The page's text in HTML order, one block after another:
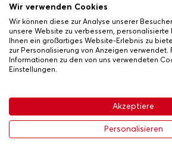
Allgemeine Verkaufsbedingungen•
Datenschutz- und Cookie-Richtlinie•
Wir verwenden Cookies
Wir können diese zur Analyse unserer
unsere Website zu verbessern, personalisierte
Ihnen ein großartiges Website-Erlebnis zu
zur Personalisierung von Anzeigen verwendet.
Informationen zu den von uns verwendeten
Einstellungen.
Akzeptiere
Personalisieren